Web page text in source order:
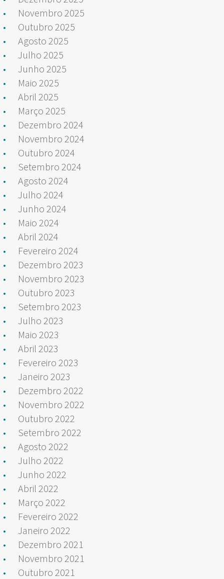
Novembro 2025
Outubro 2025
Agosto 2025
Julho 2025
Junho 2025
Maio 2025
Abril 2025
Março 2025
Dezembro 2024
Novembro 2024
Outubro 2024
Setembro 2024
Agosto 2024
Julho 2024
Junho 2024
Maio 2024
Abril 2024
Fevereiro 2024
Dezembro 2023
Novembro 2023
Outubro 2023
Setembro 2023
Julho 2023
Maio 2023
Abril 2023
Fevereiro 2023
Janeiro 2023
Dezembro 2022
Novembro 2022
Outubro 2022
Setembro 2022
Agosto 2022
Julho 2022
Junho 2022
Abril 2022
Março 2022
Fevereiro 2022
Janeiro 2022
Dezembro 2021
Novembro 2021
Outubro 2021